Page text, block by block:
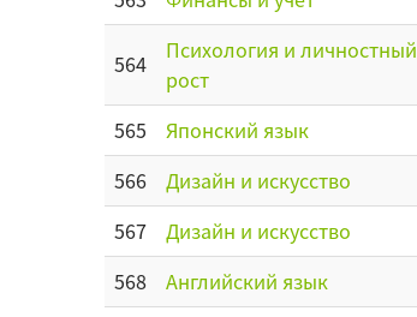
564
Психология и личностный
рост
565 Японский язык
566
Дизайн и искусство
567
Дизайн и искусство
568
Английский язык